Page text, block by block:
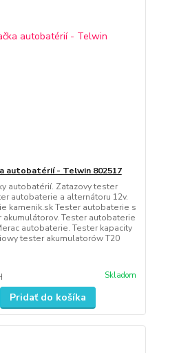
autobatérií - Telwin 802517
autobatérií. Zatazovy tester
autobaterie a alternátoru 12v.
kamenik.sk Tester autobaterie s
akumulátorov. Tester autobaterie
autobaterie. Tester kapacity
tester akumulatorów T20
Skladom
Pridať do košíka